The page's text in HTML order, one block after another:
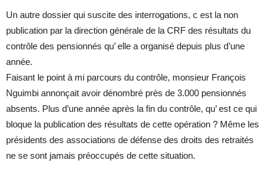
Un autre dossier qui suscite des interrogations, c est la non
publication par la direction générale de la CRF des résultats du
contrôle des pensionnés qu’ elle a organisé depuis plus d’une
année.
Faisant le point à mi parcours du contrôle, monsieur François
Nguimbi annonçait avoir dénombré près de 3.000 pensionnés
absents. Plus d’une année après la fin du contrôle, qu’ est ce qui
bloque la publication des résultats de cette opération ? Même les
présidents des associations de défense des droits des retraités
ne se sont jamais préoccupés de cette situation.